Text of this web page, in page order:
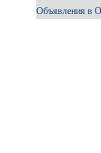
Объявления в